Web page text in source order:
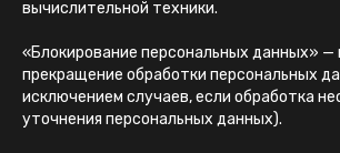
вычислительной техники.
«Блокирование персональных данных» —
прекращение обработки персональных
исключением случаев, если обработка
уточнения персональных данных).